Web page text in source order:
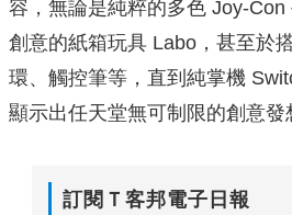
容，無論是純粹的多色 Joy-
創意的紙箱玩具 Labo，甚至於
環、觸控筆等，直到純掌機
顯示出任天堂無可制限的創意發
訂閱Ｔ客邦電子日報